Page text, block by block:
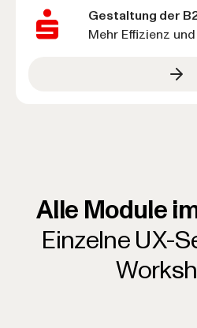
Gestaltung der
Mehr Effizienz
Alle Module
Einzelne UX-